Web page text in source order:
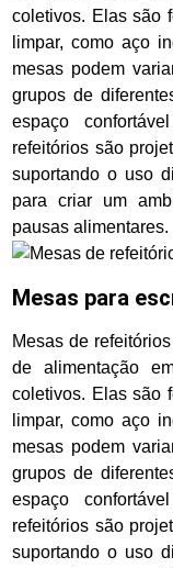
coletivos. Elas são
limpar, como aço
mesas podem
grupos de
espaço
refeitórios são
suportando o uso
para criar um
pausas alimentares.
Mesas para
Mesas de
de alimentação
coletivos. Elas são
limpar, como aço
mesas podem
grupos de
espaço
refeitórios são
suportando o uso